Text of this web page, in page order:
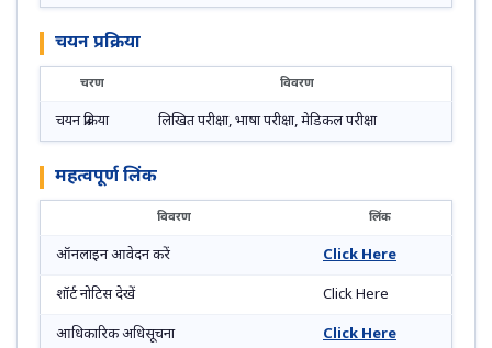
चयन प्रक्रिया
चरण विवरण
चयन प्रक्रिया लिखित परीक्षा, भाषा परीक्षा, मेडिकल परीक्षा
महत्वपूर्ण लिंक
विवरण लिंक
ऑनलाइन आवेदन करें Click Here
शॉर्ट नोटिस देखें Click Here
आधिकारिक अधिसूचना Click Here